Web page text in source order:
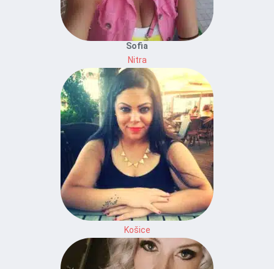
Sofia
Nitra
Košice